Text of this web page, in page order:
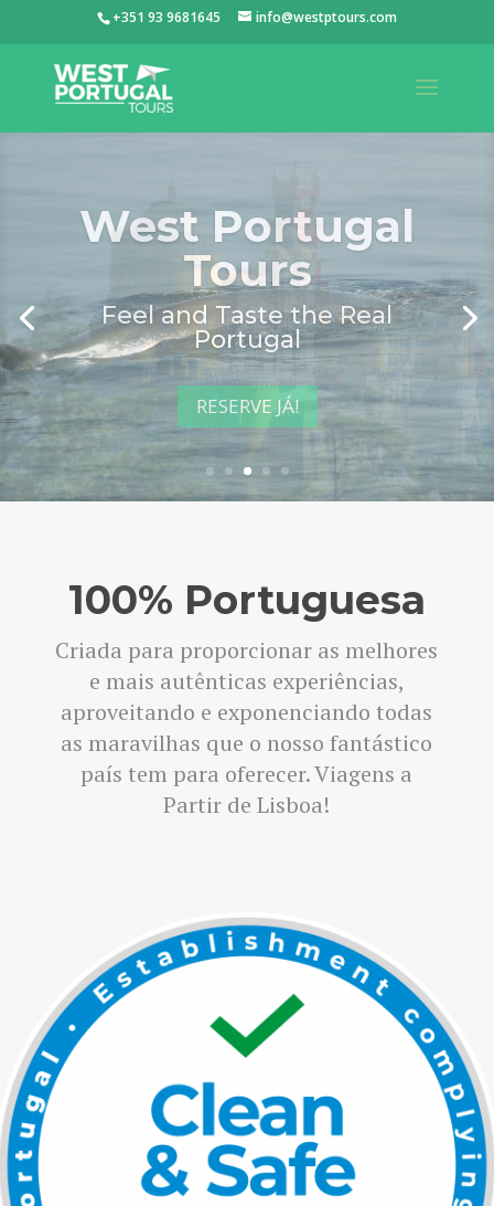
+351 93 9681645 info@westptours.com
West Portugal
Tours
Feel and Taste the Real
Portugal
RESERVE JÁ!
100% Portuguesa
Criada para proporcionar as melhores
e mais autênticas experiências,
aproveitando e exponenciando todas
as maravilhas que o nosso fantástico
país tem para oferecer. Viagens a
Partir de Lisboa!